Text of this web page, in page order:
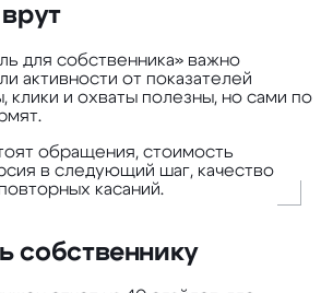
для собственника» важно
активности от показателей
клики и охваты полезны, но сами по
обращения, стоимость
в следующий шаг, качество
касаний.
собственнику